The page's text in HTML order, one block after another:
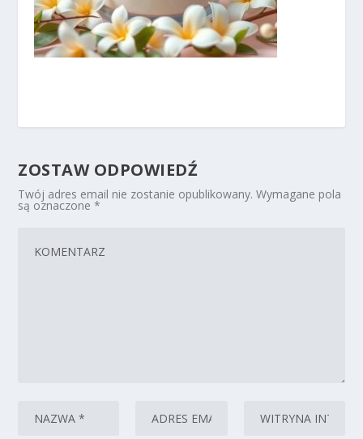
ZOSTAW ODPOWIEDŹ
Twój adres email nie zostanie opublikowany. Wymagane pola
są oznaczone*